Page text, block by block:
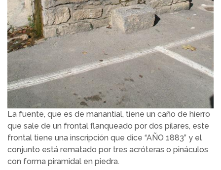
La fuente, que es de manantial, tiene un caño de hierro
que sale de un frontal flanqueado por dos pilares, este
frontal tiene una inscripción que dice “AÑO 1883” y el
conjunto está rematado por tres acróteras o pináculos
con forma piramidal en piedra.